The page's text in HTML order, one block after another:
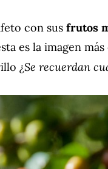
con sus frutos
es la imagen
¿Se recuerdan